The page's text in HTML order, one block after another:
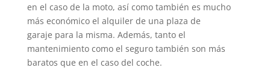
en el caso de la moto, así como también es mucho
más económico el alquiler de una plaza de
garaje para la misma. Además, tanto el
mantenimiento como el seguro también son más
baratos que en el caso del coche.